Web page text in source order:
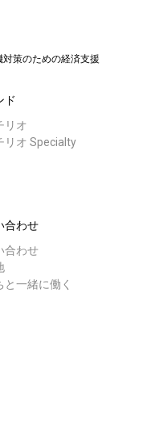
策のための経済支援
ド
リオ
リオ Specialty
合わせ
合わせ
と一緒に働く